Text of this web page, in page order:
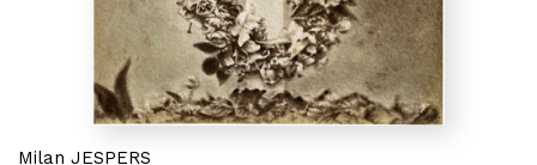
Milan JESPERS